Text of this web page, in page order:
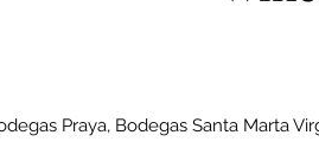
Praya, Bodegas Santa Marta